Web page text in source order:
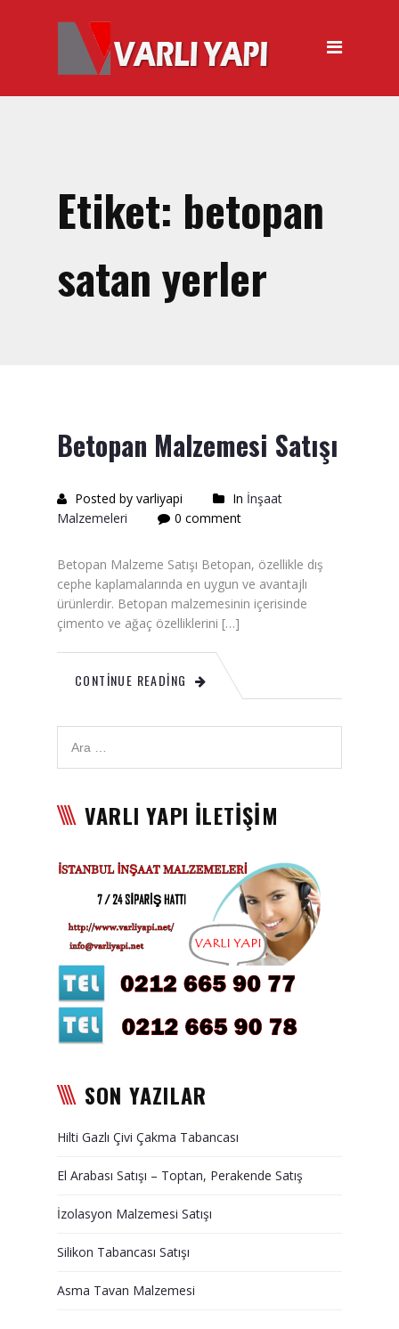
ANASAYFA
HAKKIMIZDA
Tabancası
El Arabası Satışı – Toptan,
Perakende Satış
Örtü Naylon
Alçıpan Vidası Satışı
Kazma Satışı – Toptan,
Perakende Satış Firması
Bıçak Mastar Satışı
Kaba İnşaat Malzemeleri
Tavan Boyası
Betopan Malzemesi Satışı
Asma Tavan Malzemesi
Satışı
Asma Tavan Karolam
Malzeme Satışı
Alçıpan malzemesi satışı
Satışı
Asma Tavan Malzemesi
Duvar Paneli, Söve, Dekoratif
Etiket: betopan
satan yerler
Betopan Malzemesi Satışı
Posted by varliyapi In İnşaat
Malzemeleri
0 comment
Betopan Malzeme Satışı Betopan, özellikle dış
cephe kaplamalarında en uygun ve avantajlı
ürünlerdir. Betopan malzemesinin içerisinde
çimento ve ağaç özelliklerini […]
CONTINUE READING
VARLI YAPI İLETİŞİM
SON YAZILAR
Hilti Gazlı Çivi Çakma Tabancası
El Arabası Satışı – Toptan, Perakende Satış
İzolasyon Malzemesi Satışı
Silikon Tabancası Satışı
Asma Tavan Malzemesi